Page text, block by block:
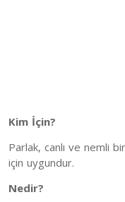
Kim İçin?
Parlak, canlı ve nemli
için uygundur.
Nedir?